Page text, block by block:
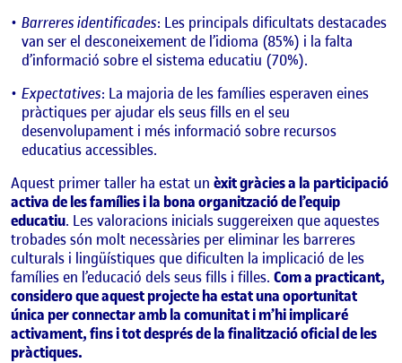
Barreres identificades: Les principals dificultats destacades
van ser el desconeixement de l’idioma (85%) i la falta
d’informació sobre el sistema educatiu (70%).
Expectatives: La majoria de les famílies esperaven eines
pràctiques per ajudar els seus fills en el seu
desenvolupament i més informació sobre recursos
educatius accessibles.
Aquest primer taller ha estat un èxit gràcies a la participació
activa de les famílies i la bona organització de l’equip
educatiu. Les valoracions inicials suggereixen que aquestes
trobades són molt necessàries per eliminar les barreres
culturals i lingüístiques que dificulten la implicació de les
famílies en l’educació dels seus fills i filles. Com a practicant,
considero que aquest projecte ha estat una oportunitat
única per connectar amb la comunitat i m’hi implicaré
activament, fins i tot després de la finalització oficial de les
pràctiques.